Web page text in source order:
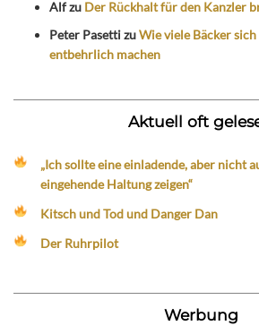
Alfzu Der Rückhalt für den Kanzler
Peter PasettizuWie viele Bäcker sich
entbehrlich machen
Aktuell oft
„Ich sollte eine einladende, aber nicht
eingehende Haltung zeigen“
Kitsch und Tod und Danger Dan
Der Ruhrpilot
Werbung